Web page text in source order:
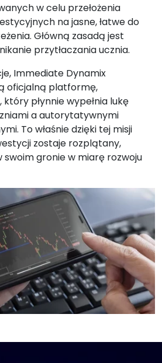
w celu przełożenia
na jasne, łatwe do
Główną zasadą jest
przytłaczania ucznia.
Immediate Dynamix
oficjalną platformę,
płynnie wypełnia lukę
a autorytatywnymi
To właśnie dzięki tej misji
zostaje rozplątany,
gronie w miarę rozwoju